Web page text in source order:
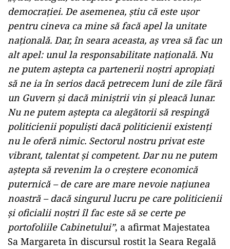
democraţiei. De asemenea, ştiu că este uşor
pentru cineva ca mine să facă apel la unitate
naţională. Dar, în seara aceasta, aş vrea să fac un
alt apel: unul la responsabilitate naţională. Nu
ne putem aştepta ca partenerii noştri apropiaţi
să ne ia în serios dacă petrecem luni de zile fără
un Guvern şi dacă miniştrii vin şi pleacă lunar.
Nu ne putem aştepta ca alegătorii să respingă
politicienii populişti dacă politicienii existenţi
nu le oferă nimic. Sectorul nostru privat este
vibrant, talentat şi competent. Dar nu ne putem
aştepta să revenim la o creştere economică
puternică – de care are mare nevoie naţiunea
noastră – dacă singurul lucru pe care politicienii
şi oficialii noştri îl fac este să se certe pe
portofoliile Cabinetului”, a afirmat Majestatea
Sa Margareta în discursul rostit la Seara Regală